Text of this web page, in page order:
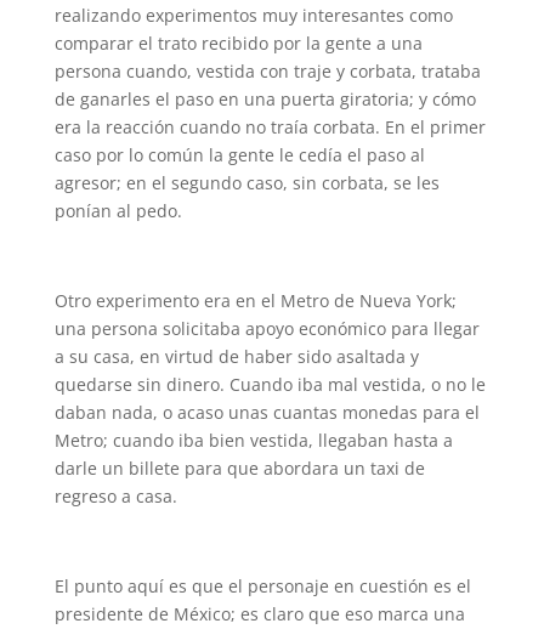
realizando experimentos muy interesantes como
comparar el trato recibido por la gente a una
persona cuando, vestida con traje y corbata, trataba
de ganarles el paso en una puerta giratoria; y cómo
era la reacción cuando no traía corbata. En el primer
caso por lo común la gente le cedía el paso al
agresor; en el segundo caso, sin corbata, se les
ponían al pedo.
Otro experimento era en el Metro de Nueva York;
una persona solicitaba apoyo económico para llegar
a su casa, en virtud de haber sido asaltada y
quedarse sin dinero. Cuando iba mal vestida, o no le
daban nada, o acaso unas cuantas monedas para el
Metro; cuando iba bien vestida, llegaban hasta a
darle un billete para que abordara un taxi de
regreso a casa.
El punto aquí es que el personaje en cuestión es el
presidente de México; es claro que eso marca una